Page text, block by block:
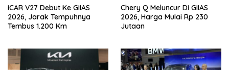
iCAR V27 Debut Ke GIIAS
2026, Jarak Tempuhnya
Tembus 1.200 Km
Chery Q Meluncur Di GIIAS
2026, Harga Mulai Rp 230
Jutaan